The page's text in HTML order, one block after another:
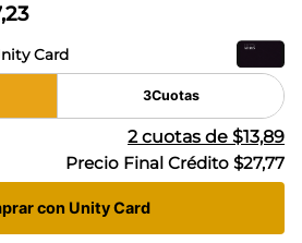
,23
Card
3Cuotas
2cuotas de $13,89
Precio Final Crédito $27,77
con Unity Card